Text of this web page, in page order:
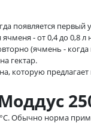
появляется первый
- от 0,4 до 0,8 л
(ячмень - когда
гектар.
которую
°С. Обычно норма